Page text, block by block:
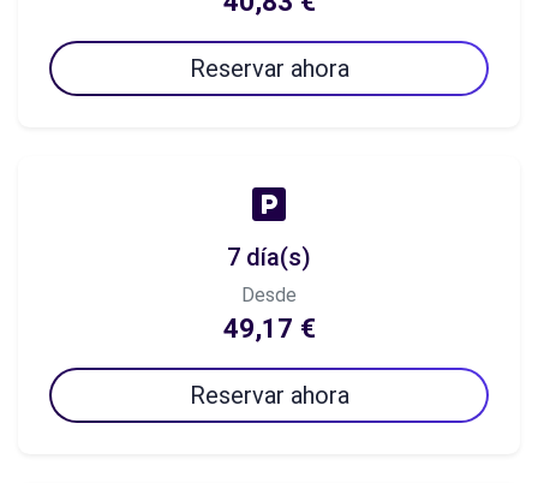
Reservar ahora
7 día(s)
Desde
49,17 €
Reservar ahora